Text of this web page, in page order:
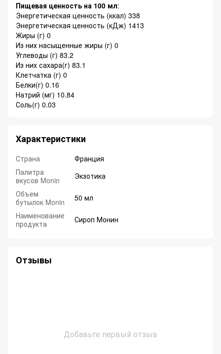
Пищевая ценность на 100 мл:
Энергетическая ценность (ккал) 338
Энергетическая ценность (кДж) 1413
Жиры (г) 0
Из них насыщенные жиры (г) 0
Углеводы (г) 83.2
Из них сахара(г) 83.1
Клетчатка (г) 0
Белки(г) 0.16
Натрий (мг) 10.84
Соль(г) 0.03
Характеристики
Страна
Франция
Палитра
вкусов Monin
Экзотика
Объем
бутылок Monin
50 мл
Наименование
продукта
Сироп Монин
Отзывы
Добавьте первый отзыв